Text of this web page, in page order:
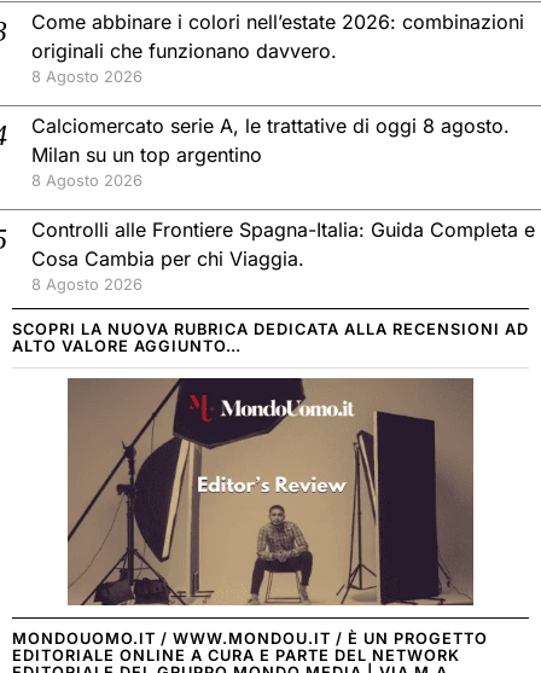
Come abbinare i colori nell’estate 2026: combinazioni
originali che funzionano davvero.
8 Agosto 2026
Calciomercato serie A, le trattative di oggi 8 agosto.
Milan su un top argentino
8 Agosto 2026
Controlli alle Frontiere Spagna-Italia: Guida Completa e
Cosa Cambia per chi Viaggia.
8 Agosto 2026
SCOPRI LA NUOVA RUBRICA DEDICATA ALLA RECENSIONI AD
ALTO VALORE AGGIUNTO…
MONDOUOMO.IT / WWW.MONDOU.IT / È UN PROGETTO
EDITORIALE ONLINE A CURA E PARTE DEL NETWORK